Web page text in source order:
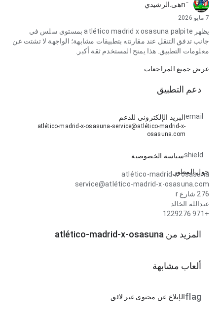
nَهى.الرشيدي
7 مايو 2026
يظهر atlético madrid x osasuna palpite بمستوى سلس في
جانب تدفق التنقل عند مقارنته بتطبيقات مشابهة؛ الواجهة لا تشتت عن
معلومات التطبيق. هذا يمنح المستخدم ثقة أكبر.
عرض جميع المراجعات
دعم التطبيق
emailالبريد الإلكتروني للدعم
atlético-madrid-x-osasuna-service@atlético-madrid-x-
osasuna.com
shieldسياسة الخصوصية
حول المطور
atlético-madrid-x-osasuna
service@atlético-madrid-x-osasuna.com
276 شارع r
عبدالله.الخالد
+971 1229276
المزيد من atlético-madrid-x-osasuna
ألعاب مشابهة
flagالإبلاغ عن محتوى غير لائق